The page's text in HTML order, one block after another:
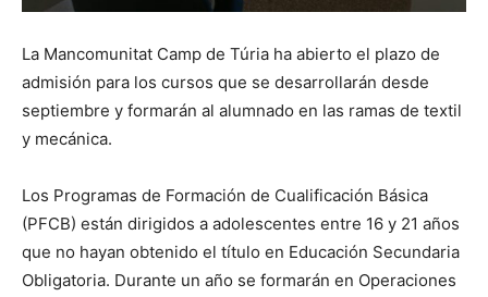
La Mancomunitat Camp de Túria ha abierto el plazo de
admisión para los cursos que se desarrollarán desde
septiembre y formarán al alumnado en las ramas de textil
y mecánica.
Los Programas de Formación de Cualificación Básica
(PFCB) están dirigidos a adolescentes entre 16 y 21 años
que no hayan obtenido el título en Educación Secundaria
Obligatoria. Durante un año se formarán en Operaciones